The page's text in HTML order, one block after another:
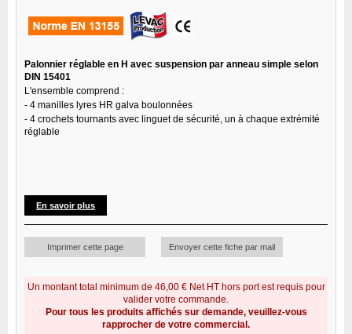
Palonnier réglable en H avec suspension par anneau simple selon
DIN 15401
L'ensemble comprend :
- 4 manilles lyres HR galva boulonnées
- 4 crochets tournants avec linguet de sécurité, un à chaque extrémité
réglable
En savoir plus
Imprimer cette page Envoyer cette fiche par mail
Un montant total minimum de 46,00 € Net HT hors port est requis pour
valider votre commande.
Pour tous les produits affichés sur demande, veuillez-vous
rapprocher de votre commercial.